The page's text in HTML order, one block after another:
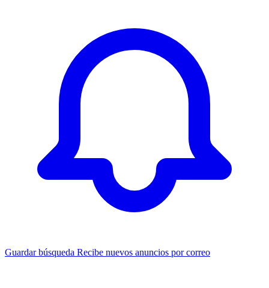
Guardar búsqueda Recibe nuevos anuncios por correo